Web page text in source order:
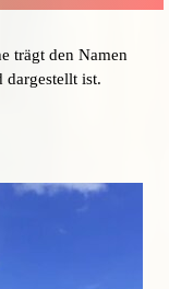
trägt den Namen
dargestellt ist.